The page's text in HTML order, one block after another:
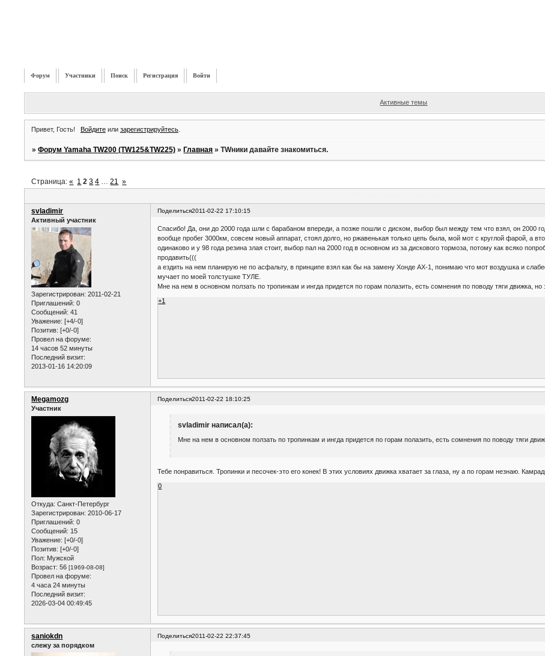
Форум Участники Поиск Регистрация Войти
Активные темы
Привет, Гость! Войдитеили зарегистрируйтесь.
»Форум Yamaha TW200 (TW125&TW225) »Главная »TWники давайте знакомиться.
Страница:« 1 2 3 4 … 21 »
Поделиться2011-02-22 17:10:15
svladimir
Активный участник
Зарегистрирован: 2011-02-21
Приглашений: 0
Сообщений: 41
Уважение: [+4/-0]
Позитив: [+0/-0]
Провел на форуме:
14 часов 52 минуты
Последний визит:
2013-01-16 14:20:09
Спасибо! Да, они до 2000 года шли с барабаном впереди, а позже пошли с диском, выбор был между тем что взял, он 2000
вообще пробег 3000км, совсем новый аппарат, стоял долго, но ржавенькая только цепь была, мой мот с круглой фарой, а
одинаково и у 98 года резина злая стоит, выбор пал на 2000 год в основном из за дискового тормоза, потому как всяко
продавить(((
а ездить на нем планирую не по асфальту, в принципе взял как бы на замену Хонде AX-1, понимаю что мот воздушка и
мучает по моей толстушке ТУЛЕ.
Мне на нем в основном ползать по тропинкам и ингда придется по горам полазить, есть сомнения по поводу тяги движка, но
+1
Поделиться2011-02-22 18:10:25
Megamozg
Участник
Откуда: Санкт-Петербург
Зарегистрирован: 2010-06-17
Приглашений: 0
Сообщений: 15
Уважение: [+0/-0]
Позитив: [+0/-0]
Пол: Мужской
Возраст: 56[1969-08-08]
Провел на форуме:
4 часа 24 минуты
Последний визит:
2026-03-04 00:49:45
svladimir написал(а):
Мне на нем в основном ползать по тропинкам и ингда придется по горам полазить, есть сомнения по поводу тяги
Тебе понравиться. Тропинки и песочек-это его конек! В этих условиях движка хватает за глаза, ну а по горам незнаю.
0
Поделиться2011-02-22 22:37:45
saniokdn
слежу за порядком